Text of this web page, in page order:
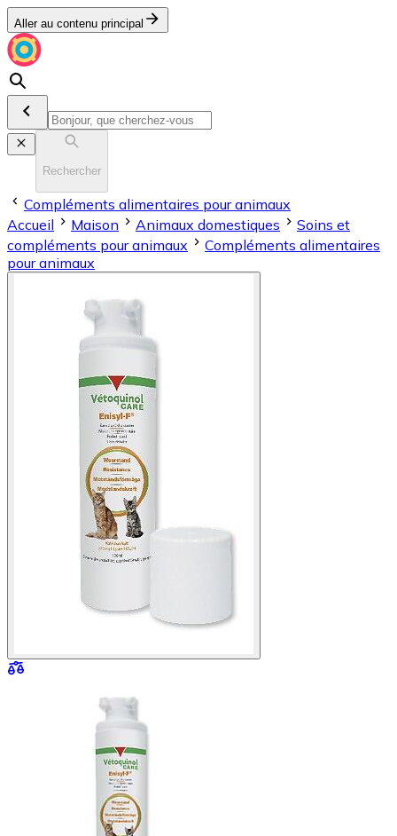
Aller au contenu principal
Rechercher
Compléments alimentaires pour animaux
Accueil
Maison Animaux domestiques
Soins et
compléments pour animaux
Compléments alimentaires
pour animaux